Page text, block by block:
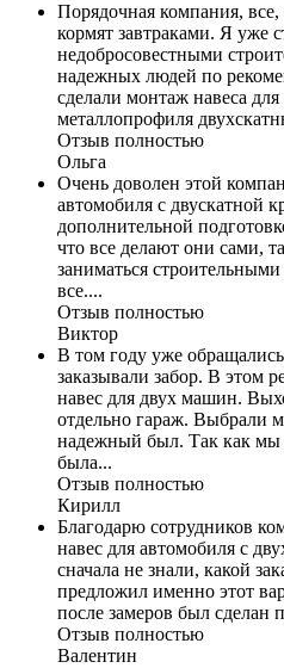
Порядочная компания, все,
кормят завтраками. Я уже
недобросовестными
надежных людей по
сделали монтаж навеса
металлопрофиля
Отзыв полностью
Ольга
Очень доволен этой
автомобиля с двускатной
дополнительной
что все делают они сами,
заниматься
все....
Отзыв полностью
Виктор
В том году уже
заказывали забор. В этом
навес для двух машин.
отдельно гараж. Выбрали
надежный был. Так как мы
была...
Отзыв полностью
Кирилл
Благодарю сотрудников
навес для автомобиля с
сначала не знали, какой
предложил именно этот
после замеров был сделан
Отзыв полностью
Валентин